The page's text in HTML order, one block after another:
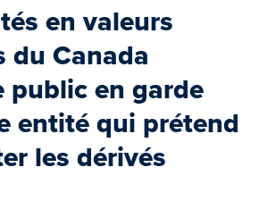
en valeurs
du Canada
public en garde
entité qui prétend
les dérivés